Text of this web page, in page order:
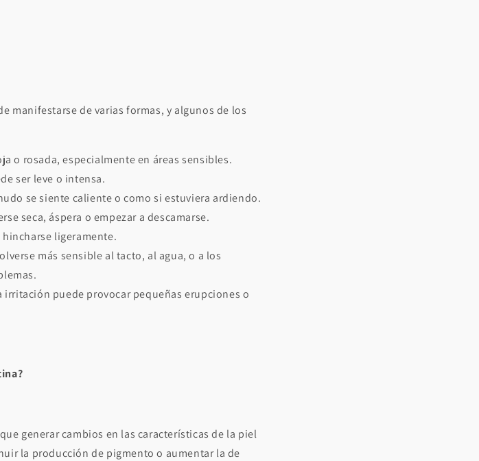
manifestarse de varias formas, y algunos de los
o rosada, especialmente en áreas sensibles.
ser leve o intensa.
se siente caliente o como si estuviera ardiendo.
seca, áspera o empezar a descamarse.
ligeramente.
más sensible al tacto, al agua, o a los
irritación puede provocar pequeñas erupciones o
generar cambios en las características de la piel
la producción de pigmento o aumentar la de